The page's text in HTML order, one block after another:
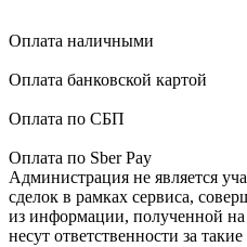
Оплата наличными
Оплата банковской картой
Оплата по СБП
Оплата по Sber Pay
Администрация не является
сделок в рамках сервиса,
из информации, полученной
несут ответственности за